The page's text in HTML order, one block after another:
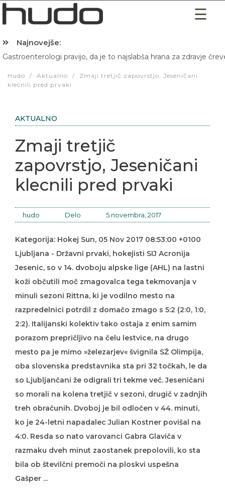
Najnovejše:
Gastroenterologi pravijo, da je to najslabša hrana za zdravje
Hudo / Aktualno /
Zmaji tretjič zapovrstjo, Jeseničani
klecnili pred prvaki
AKTUALNO
Zmaji tretjič
zapovrstjo, Jeseničani
klecnili pred prvaki
hudo Delo 5 novembra, 2017
Kategorija: Hokej Sun, 05 Nov 2017 08:53:00 +0100
Ljubljana - Državni prvaki, hokejisti SIJ Acronija
Jesenic, so v 14. dvoboju alpske lige (AHL) na lastni
koži občutili moč zmagovalca tega tekmovanja v
minuli sezoni Rittna, ki je vodilno mesto na
razpredelnici potrdil z domačo zmago s 5:2 (2:0, 1:0,
2:2). Italijanski kolektiv tako ostaja z enim samim
porazom prepričljivo na čelu lestvice, na drugo
mesto pa je mimo »železarjev« švignila SŽ Olimpija,
oba slovenska predstavnika sta pri 32 točkah, le da
so Ljubljančani že odigrali tri tekme več. Jeseničani
so morali na kolena tretjič v sezoni, drugič v zadnjih
treh obračunih. Dvoboj je bil odločen v 44. minuti,
ko je 24-letni napadalec Julian Kostner povišal na
4:0. Resda so nato varovanci Gabra Glaviča v
razmaku dveh minut zaostanek prepolovili, ko sta
bila ob številčni premoči na ploskvi uspešna
Gašper ...